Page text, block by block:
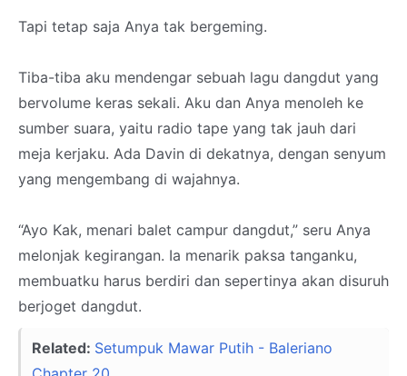
Tapi tetap saja Anya tak bergeming.
Tiba-tiba aku mendengar sebuah lagu dangdut yang
bervolume keras sekali. Aku dan Anya menoleh ke
sumber suara, yaitu radio tape yang tak jauh dari
meja kerjaku. Ada Davin di dekatnya, dengan senyum
yang mengembang di wajahnya.
“Ayo Kak, menari balet campur dangdut,” seru Anya
melonjak kegirangan. Ia menarik paksa tanganku,
membuatku harus berdiri dan sepertinya akan disuruh
berjoget dangdut.
Related: Setumpuk Mawar Putih - Baleriano